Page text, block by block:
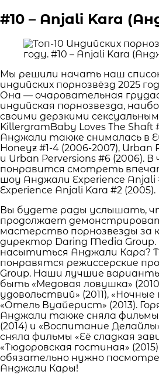
#10 – Anjali Kara
Мы решили начать наш
индийских порнозвёзд 2025
Она — очаровательная
индийская порнозвезда,
своими дерзкими
KillergramBaby Loves The Shaft
Анджали также снималась в
Honeyz #1-4 (2006-2007), Urban
и Urban Perversions #6 (2006).
понравится смотреть
шоу Анджали Experience Anjali
Experience Anjali Kara #2 (2005).
Вы будете рады услышать,
продолжает
мастерство порнозвезды за
директор Daring Media
насытиться Анджали Кара?
понравятся режиссерские
Group. Наши лучшие
быть «Медовая ловушка»
удовольствий» (2011), «Ночные
«Отель Вуайерист» (2013).
Анджали также сняла
(2014) и «Воспитание
сняла фильмы «Её сладкая
«Тюдоровская гостиная»
обязательно нужно
Анджали Кары!